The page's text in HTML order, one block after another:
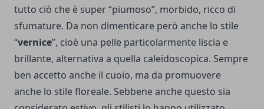
tutto ciò che è super “piumoso”, morbido, ricco di
sfumature. Da non dimenticare però anche lo stile
“vernice”, cioè una pelle particolarmente liscia e
brillante, alternativa a quella caleidoscopica. Sempre
ben accetto anche il cuoio, ma da promuovere
anche lo stile floreale. Sebbene anche questo sia